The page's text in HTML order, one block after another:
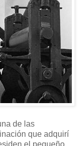
de las
que adquirí